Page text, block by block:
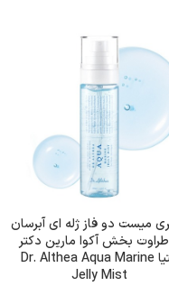
میست دو فاز ژله ای آبرسان
بخش آکوا مارین دکتر
التیا Dr. Althea Aqua Marine
Jelly Mist